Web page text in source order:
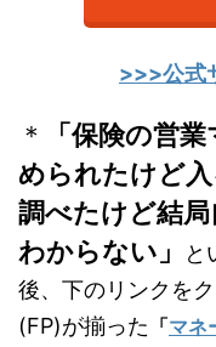
>>>公式
＊
「保険の営
められたけど
調べたけど結
わからない」
と
後、下のリンクを
(FP)が揃った 「マネ